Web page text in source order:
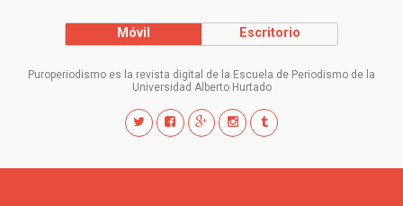
Móvil Escritorio
Puroperiodismo es la revista digital de la Escuela de Periodismo de la
Universidad Alberto Hurtado